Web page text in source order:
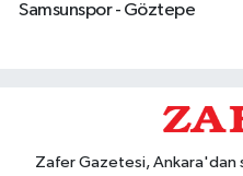
Samsunspor - Göztepe
Zafer Gazetesi, Ankara'dan